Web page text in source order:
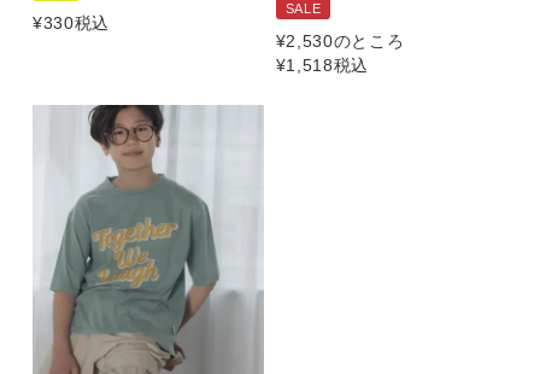
¥330税込
SALE
¥2,530のところ
¥1,518税込